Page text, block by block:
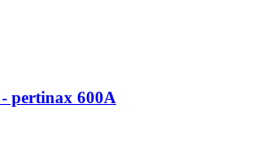
pertinax 600A